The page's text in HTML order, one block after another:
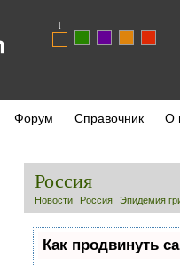
↓
Форум Справочник О
Россия
Новости Россия Эпидемия
Как продвинуть